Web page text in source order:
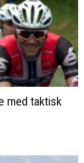
med taktisk